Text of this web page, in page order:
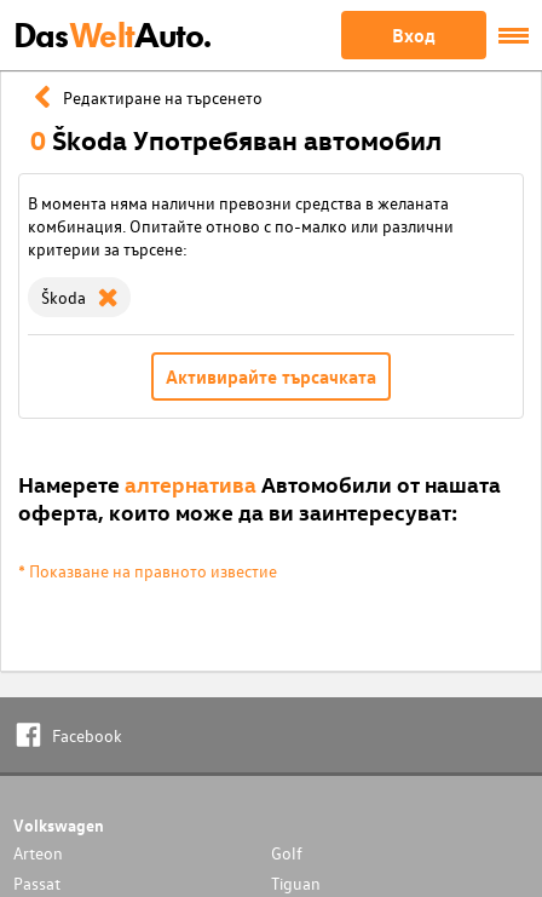
DasWeltAuto. Вход
Редактиране на търсенето
0 Škoda Употребяван автомобил
В момента няма налични превозни средства в желаната
комбинация. Опитайте отново с по-малко или различни
критерии за търсене:
Škoda
Активирайте търсачката
Намерете алтернативаАвтомобили от нашата
оферта, които може да ви заинтересуват:
* Показване на правното известие
Facebook
Volkswagen
Arteon
Golf
Passat
Tiguan